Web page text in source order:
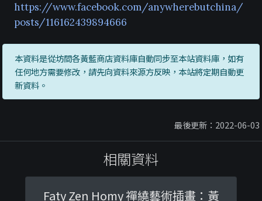
https://www.facebook.com/anywherebutchina/
posts/116162439894666
本資料是從坊間各黃藍商店資料庫自動同步至本站資料庫，如有
任何地方需要修改，請先向資料來源方反映，本站將定期自動更
新資料。
最後更新：2022-06-03
相關資料
Faty Zen Homy 禪繞藝術插畫：黃